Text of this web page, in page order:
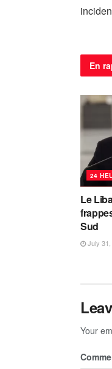
En
24
Le
Sud
July 31,
Your